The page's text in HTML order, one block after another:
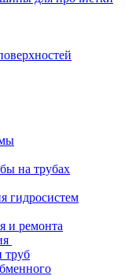
на трубах
гидросистем
и ремонта
труб